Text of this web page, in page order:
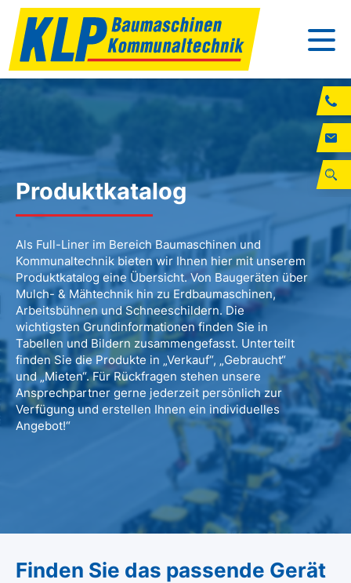
Produktkatalog
Als Full-Liner im Bereich Baumaschinen und
Kommunaltechnik bieten wir Ihnen hier mit unserem
Produktkatalog eine Übersicht. Von Baugeräten über
Mulch- & Mähtechnik hin zu Erdbaumaschinen,
Arbeitsbühnen und Schneeschildern. Die
wichtigsten Grundinformationen finden Sie in
Tabellen und Bildern zusammengefasst. Unterteilt
finden Sie die Produkte in „Verkauf“, „Gebraucht“
und „Mieten“. Für Rückfragen stehen unsere
Ansprechpartner gerne jederzeit persönlich zur
Verfügung und erstellen Ihnen ein individuelles
Angebot!“
Finden Sie das passende Gerät